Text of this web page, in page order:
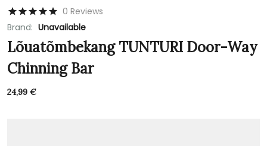
0 Reviews
Brand: Unavailable
Lõuatõmbekang TUNTURI Door-Way
Chinning Bar
24,99 €